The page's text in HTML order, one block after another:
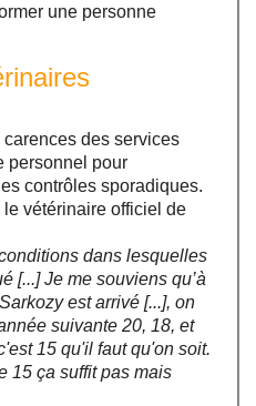
une personne
des services
personnel pour
contrôles sporadiques.
le vétérinaire officiel de
dans lesquelles
[...] Je me souviens qu’à
est arrivé [...], on
suivante 20, 18, et
15 qu'il faut qu'on soit.
15 ça suffit pas mais